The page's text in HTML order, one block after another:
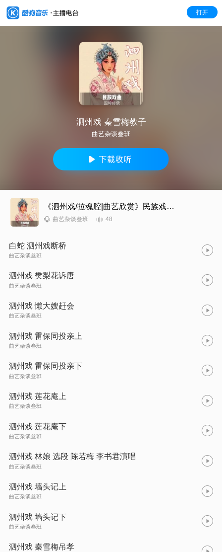
打开
泗州戏 秦雪梅教子
曲艺杂谈叁班
《泗州戏/拉魂腔|曲艺欣赏》民族戏曲|国潮复兴
曲艺杂谈叁班 48
白蛇 泗州戏断桥
曲艺杂谈叁班
泗州戏 樊梨花诉唐
曲艺杂谈叁班
泗州戏 懒大嫂赶会
曲艺杂谈叁班
泗州戏 雷保同投亲上
曲艺杂谈叁班
泗州戏 雷保同投亲下
曲艺杂谈叁班
泗州戏 莲花庵上
曲艺杂谈叁班
泗州戏 莲花庵下
曲艺杂谈叁班
泗州戏 林娘 选段 陈若梅 李书君演唱
曲艺杂谈叁班
泗州戏 墙头记上
曲艺杂谈叁班
泗州戏 墙头记下
曲艺杂谈叁班
泗州戏 秦雪梅吊孝